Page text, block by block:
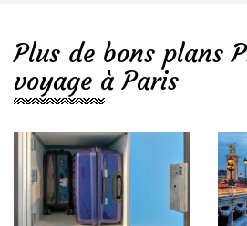
Plus de bons plans
voyage à Paris